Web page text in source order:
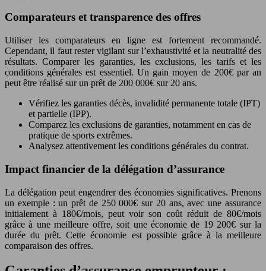
Comparateurs et transparence des offres
Utiliser les comparateurs en ligne est fortement recommandé.
Cependant, il faut rester vigilant sur l’exhaustivité et la neutralité des
résultats. Comparer les garanties, les exclusions, les tarifs et les
conditions générales est essentiel. Un gain moyen de 200€ par an
peut être réalisé sur un prêt de 200 000€ sur 20 ans.
Vérifiez les garanties décès, invalidité permanente totale (IPT)
et partielle (IPP).
Comparez les exclusions de garanties, notamment en cas de
pratique de sports extrêmes.
Analysez attentivement les conditions générales du contrat.
Impact financier de la délégation d’assurance
La délégation peut engendrer des économies significatives. Prenons
un exemple : un prêt de 250 000€ sur 20 ans, avec une assurance
initialement à 180€/mois, peut voir son coût réduit de 80€/mois
grâce à une meilleure offre, soit une économie de 19 200€ sur la
durée du prêt. Cette économie est possible grâce à la meilleure
comparaison des offres.